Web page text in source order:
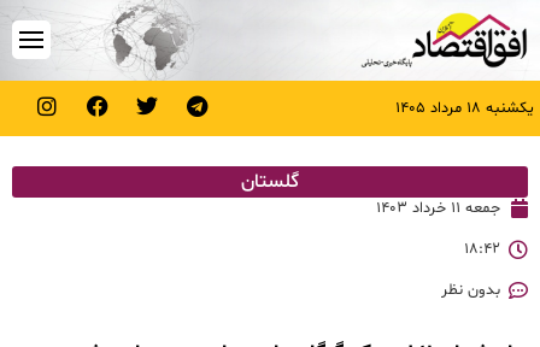
یکشنبه ۱۸ مرداد ۱۴۰۵
گلستان
جمعه ۱۱ خرداد ۱۴۰۳
۱۸:۴۲
بدون نظر